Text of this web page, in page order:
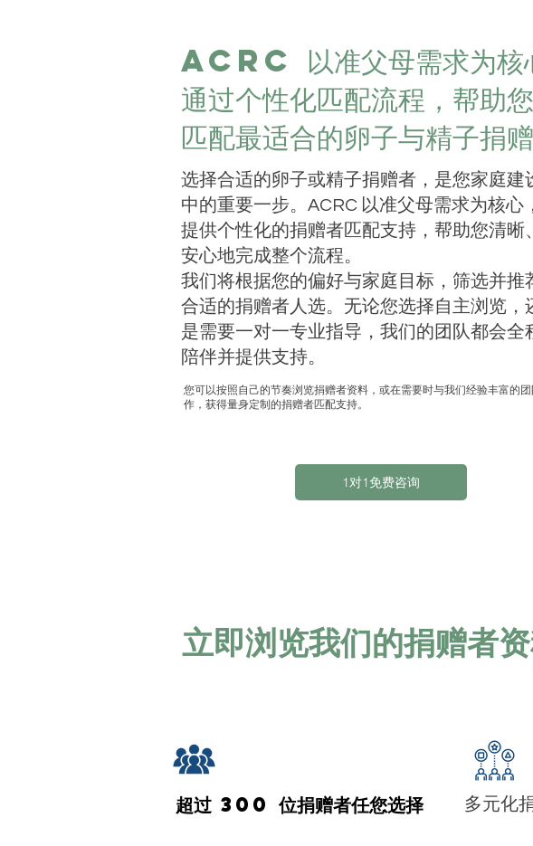
ACRC 以准父母需求为核
通过个性化匹配流程，帮助
匹配最适合的卵子与精子捐赠
选择合适的卵子或精子捐赠者，是您家庭建
中的重要一步。ACRC 以准父母需求为核心
提供个性化的捐赠者匹配支持，帮助您清晰、
安心地完成整个流程。
我们将根据您的偏好与家庭目标，筛选并推
合适的捐赠者人选。无论您选择自主浏览，
是需要一对一专业指导，我们的团队都会全
陪伴并提供支持。
您可以按照自己的节奏浏览捐赠者资料，或在需要时与我们经验丰富的团
作，获得量身定制的捐赠者匹配支持。
1对1免费咨询
立即浏览我们的捐赠者
超过 300 位捐赠者任您选择 多元化